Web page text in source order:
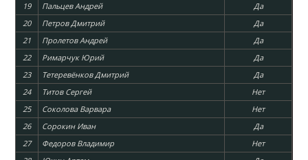
19
Пальцев Андрей
Да
20
Петров Дмитрий
Да
21
Пролетов Андрей
Да
22
Римарчук Юрий
Да
23
Тетеревёнков Дмитрий
Да
24
Титов Сергей
Нет
25
Соколова Варвара
Нет
26
Сорокин Иван
Да
27
Федоров Владимир
Нет